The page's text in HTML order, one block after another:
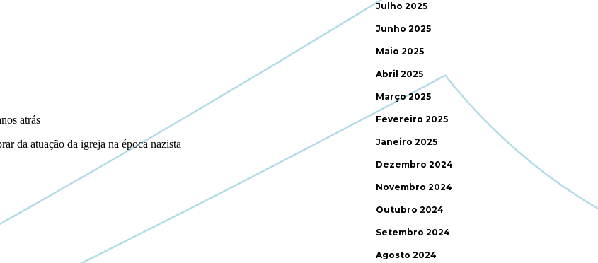
Julho 2025
Junho 2025
Maio 2025
Abril 2025
Março 2025
Fevereiro 2025
Janeiro 2025
Dezembro 2024
Novembro 2024
Outubro 2024
Setembro 2024
Agosto 2024